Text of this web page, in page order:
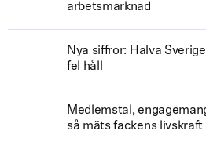
arbetsmarknad
Nya siffror: Halva
fel håll
Medlemstal,
så mäts fackens livskraft